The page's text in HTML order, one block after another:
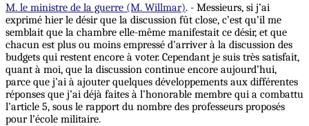
M. le ministre de la guerre (M. Willmar). - Messieurs, si j’ai
exprimé hier le désir que la discussion fût close, c’est qu’il me
semblait que la chambre elle-même manifestait ce désir, et que
chacun est plus ou moins empressé d’arriver à la discussion des
budgets qui restent encore à voter. Cependant je suis très satisfait,
quant à moi, que la discussion continue encore aujourd’hui,
parce que j’ai à ajouter quelques développements aux différentes
réponses que j’ai déjà faites à l’honorable membre qui a combattu
l’article 5, sous le rapport du nombre des professeurs proposés
pour l’école militaire.